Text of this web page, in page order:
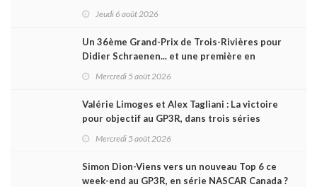
Jeudi 6 août 2026
Un 36ème Grand-Prix de Trois-Rivières pour
Didier Schraenen... et une première en
Mercredi 5 août 2026
Valérie Limoges et Alex Tagliani : La victoire
pour objectif au GP3R, dans trois séries
Mercredi 5 août 2026
Simon Dion-Viens vers un nouveau Top 6 ce
week-end au GP3R, en série NASCAR Canada ?